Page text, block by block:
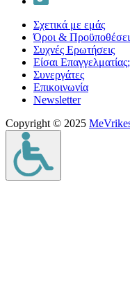
Σχετικά με εμάς
Όροι &
Συχνές Ερωτήσεις
Είσαι Επαγγελματίας;
Συνεργάτες
Επικοινωνία
Νewsletter
Copyright © 2025